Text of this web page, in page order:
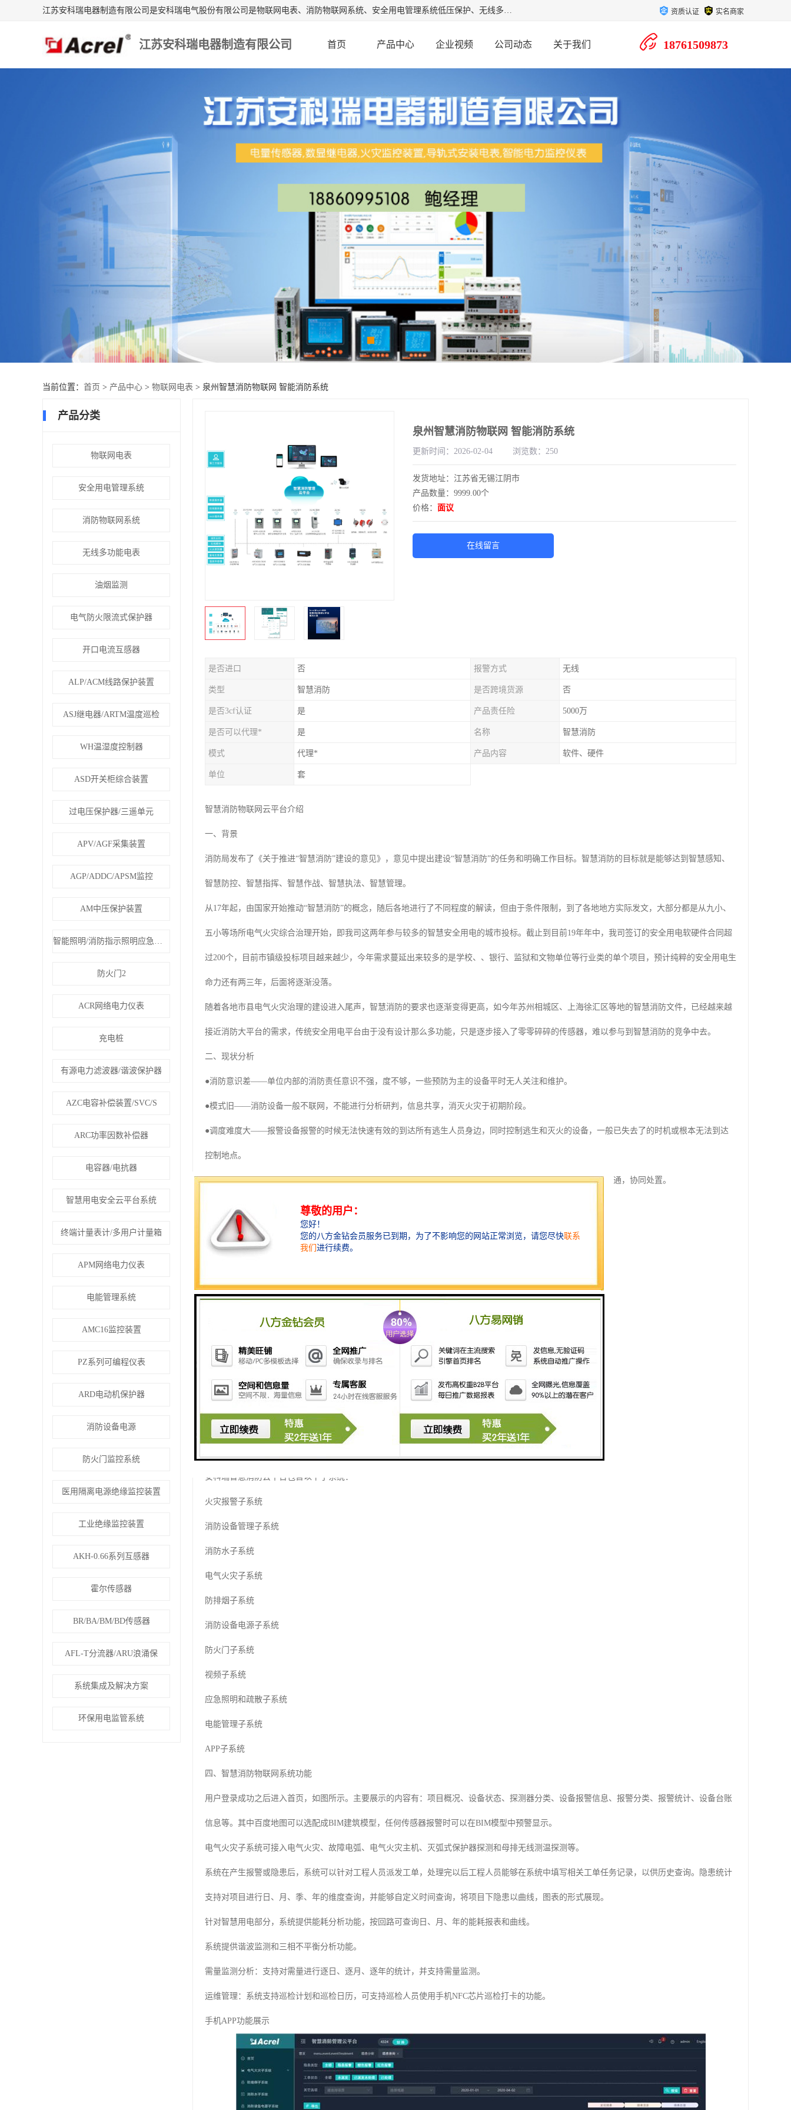
江苏安科瑞电器制造有限公司是安科瑞电气股份有限公司是物联网电表、消防物联网系统、安全用电管理系统低压保护、无线多功能电表、智能光伏等系列产品的生产基地。为客户提供可靠用电、节约用电、安全用电的完整解决方案，在智能电网用户端、新能源、物联网等前沿领域不断探索开发新产品。流箱,数显工控表,火灾监控装置。 资质认证 实名商家
江苏安科瑞电器制造有限公司 首页 产品中心 企业视频 公司动态 关于我们 18761509873
当前位置： 首页 > 产品中心 > 物联网电表 > 泉州智慧消防物联网 智能消防系统
产品分类
物联网电表
安全用电管理系统
消防物联网系统
无线多功能电表
油烟监测
电气防火限流式保护器
开口电流互感器
ALP/ACM线路保护装置
ASJ继电器/ARTM温度巡检
WH温湿度控制器
ASD开关柜综合装置
过电压保护器/三遥单元
APV/AGF采集装置
AGP/ADDC/APSM监控
AM中压保护装置
智能照明/消防指示照明应急疏散
防火门2
ACR网络电力仪表
充电桩
有源电力滤波器/谐波保护器
AZC电容补偿装置/SVC/S
ARC功率因数补偿器
电容器/电抗器
智慧用电安全云平台系统
终端计量表计/多用户计量箱
APM网络电力仪表
电能管理系统
AMC16监控装置
PZ系列可编程仪表
ARD电动机保护器
消防设备电源
防火门监控系统
医用隔离电源绝缘监控装置
工业绝缘监控装置
AKH-0.66系列互感器
霍尔传感器
BR/BA/BM/BD传感器
AFL-T分流器/ARU浪涌保
系统集成及解决方案
环保用电监管系统
泉州智慧消防物联网 智能消防系统
更新时间：2026-02-04 浏览数：250
发货地址：江苏省无锡江阴市
产品数量：9999.00个
价格： 面议
在线留言
是否进口 否 报警方式 无线
类型 智慧消防 是否跨境货源 否
是否3cf认证 是 产品责任险 5000万
是否可以代理* 是 名称 智慧消防
模式 代理* 产品内容 软件、硬件
单位 套
智慧消防物联网云平台介绍
一、背景
消防局发布了《关于推进“智慧消防”建设的意见》，意见中提出建设“智慧消防”的任务和明确工作目标。智慧消防的目标就是能够达到智慧感知、
智慧防控、智慧指挥、智慧作战、智慧执法、智慧管理。
从17年起，由国家开始推动“智慧消防”的概念，随后各地进行了不同程度的解读，但由于条件限制，到了各地地方实际发文，大部分都是从九小、
五小等场所电气火灾综合治理开始，即我司这两年参与较多的智慧安全用电的城市投标。截止到目前19年年中，我司签订的安全用电软硬件合同超
过200个，目前市镇级投标项目越来越少，今年需求蔓延出来较多的是学校、、银行、监狱和文物单位等行业类的单个项目，预计纯粹的安全用电生
命力还有两三年，后面将逐渐没落。
随着各地市县电气火灾治理的建设进入尾声，智慧消防的要求也逐渐变得更高，如今年苏州相城区、上海徐汇区等地的智慧消防文件，已经越来越
接近消防大平台的需求，传统安全用电平台由于没有设计那么多功能，只是逐步接入了零零碎碎的传感器，难以参与到智慧消防的竞争中去。
二、现状分析
●消防意识差——单位内部的消防责任意识不强，度不够，一些预防为主的设备平时无人关注和维护。
●模式旧——消防设备一般不联网，不能进行分析研判，信息共享，消灭火灾于初期阶段。
●调度难度大——报警设备报警的时候无法快速有效的到达所有逃生人员身边，同时控制逃生和灭火的设备，一般已失去了的时机或根本无法到达
控制地点。
●系统联动性差——预防、报警、逃生和控制等各个方面互不联通。不能做到启动接处警程序，与消防部门信息互通，协同处置。
人防+物防+技防
远程传感器不间断播报，超限自动报警
历史数据保存便于建模设计
定点数据图形化展示，通过走势图制定相关各项预案
信息同步
消防部门与企事业执行部门可数据共享，便于统一决策管理
安科瑞智慧消防云平台包含以下子系统：
火灾报警子系统
消防设备管理子系统
消防水子系统
电气火灾子系统
防排烟子系统
消防设备电源子系统
防火门子系统
视频子系统
应急照明和疏散子系统
电能管理子系统
APP子系统
四、智慧消防物联网系统功能
用户登录成功之后进入首页，如图所示。主要展示的内容有：项目概况、设备状态、探测器分类、设备报警信息、报警分类、报警统计、设备台账
信息等。其中百度地图可以选配成BIM建筑模型，任何传感器报警时可以在BIM模型中预警显示。
电气火灾子系统可接入电气火灾、故障电弧、电气火灾主机、灭弧式保护器探测和母排无线测温探测等。
系统在产生报警或隐患后，系统可以针对工程人员派发工单，处理完以后工程人员能够在系统中填写相关工单任务记录，以供历史查询。隐患统计
支持对项目进行日、月、季、年的维度查询，并能够自定义时间查询，将项目下隐患以曲线，图表的形式展现。
针对智慧用电部分，系统提供能耗分析功能，按回路可查询日、月、年的能耗报表和曲线。
系统提供谐波监测和三相不平衡分析功能。
需量监测分析：支持对需量进行逐日、逐月、逐年的统计，并支持需量监测。
运维管理：系统支持巡检计划和巡检日历，可支持巡检人员使用手机NFC芯片巡检打卡的功能。
手机APP功能展示